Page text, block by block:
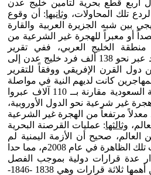
قطع بحرية لتأمين خليج عدن
تلك المحاولات، وثانيها: أن وقوع
بين شبه الجزيرة العربية والقارة
أو معبراً للهجرة غير الشرعية من
الخليج العربي، ففي تقرير
للمنظمة الدولية للهجرة فقد عبر نحو 138 ألف فرد خليج عدن إلى
عام 2019م، من دول القرن الإفريقي ووفقاً للتقرير
هؤلاء المهاجرين كانت لديهم النية في مواصلة
رحلاتهم نحو المملكة العربية السعودية مقارنة بــ 110 آلاف عبروا
غير شرعية نحو الدول الأوروبية،
مرتفعاً من الهجرة غير الشرعية
وثالثها: عمليات القرصنة البحرية
صحيح أن الأزمة اليمنية لم
تكن منشأة لها حيث احتدمت تلك الظاهرة في عام 2008م، مما حدا
عدة قرارات دولية بموجب الفصل
السابع من الميثاق وكان من أهمها ثلاثة قرارات وهي 1838 -1846-